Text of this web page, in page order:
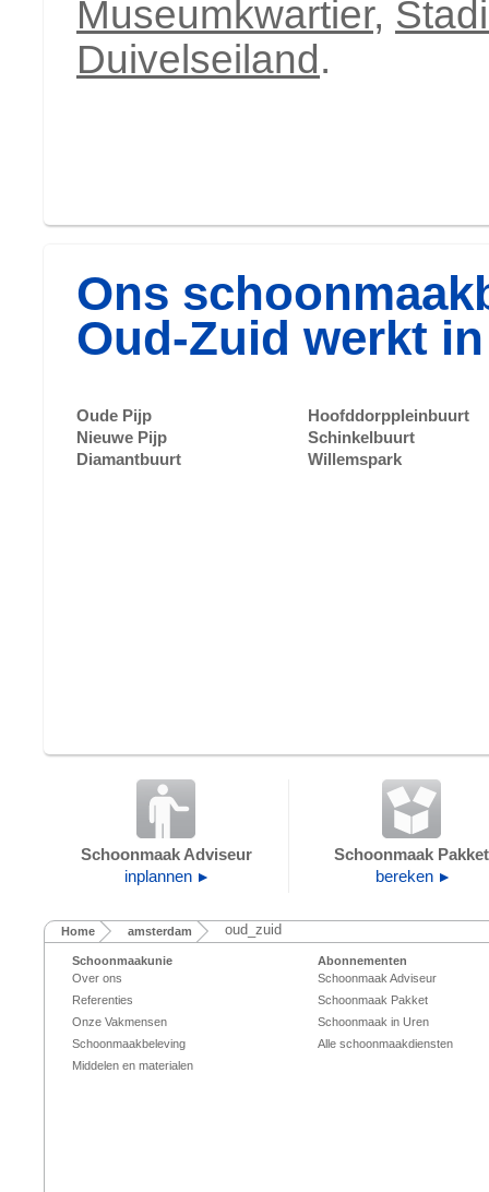
Museumkwartier,
Duivelseiland .
Ons
Oud-Zuid werkt
Oude Pijp
Nieuwe Pijp
Diamantbuurt
Hoofddorppleinbuurt
Schinkelbuurt
Willemspark
Schoonmaak Adviseur
inplannen
Schoonmaak Pakket
bereken
Home amsterdam oud_zuid
Schoonmaakunie
Over ons
Referenties
Onze Vakmensen
Schoonmaakbeleving
Middelen en materialen
Abonnementen
Schoonmaak Adviseur
Schoonmaak Pakket
Schoonmaak in Uren
Alle schoonmaakdiensten